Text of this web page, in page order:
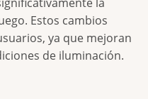
Estos cambios
ya que mejoran
de iluminación.